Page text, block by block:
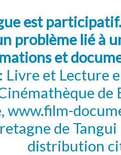
est
problème lié à
et
Livre et Lecture
de
www.film-
de
distribution